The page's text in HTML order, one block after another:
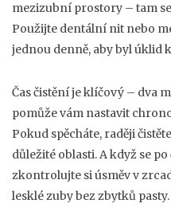
mezizubní prostory – tam
Použijte dentální nit nebo
jednou denně, aby byl úklid
Čas čistění je klíčový – dva
pomůže vám nastavit
Pokud spěcháte, raději
důležité oblasti. A když se
zkontrolujte si úsměv v
lesklé zuby bez zbytků pasty.